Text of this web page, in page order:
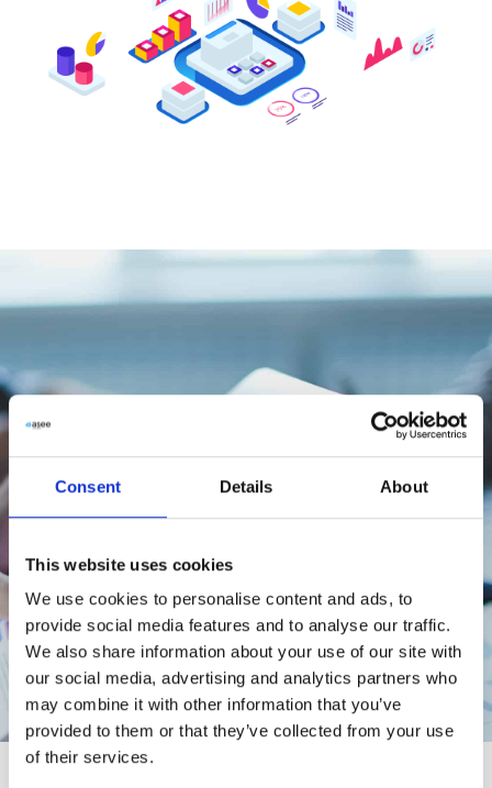
Consent Details About
This website uses cookies
We use cookies to personalise content and ads, to
provide social media features and to analyse our traffic.
We also share information about your use of our site with
our social media, advertising and analytics partners who
may combine it with other information that you’ve
provided to them or that they’ve collected from your use
of their services.